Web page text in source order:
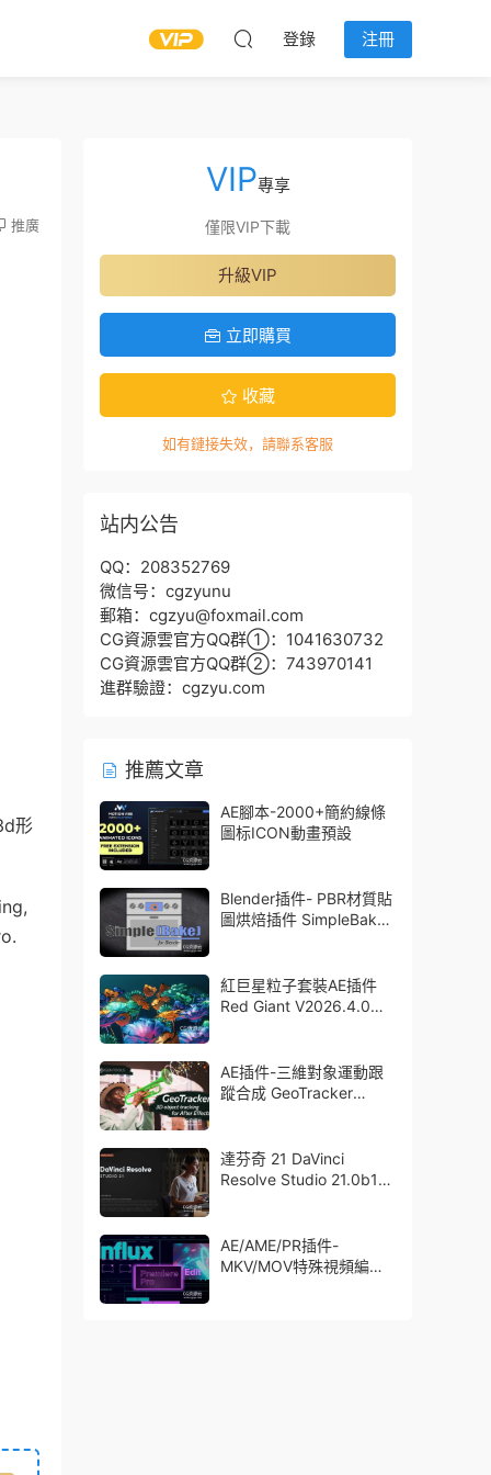
登錄 注冊
推廣
形
VIP專享
僅限VIP下載
升級VIP
立即購買
收藏
如有鏈接失效，請聯系客服
站内公告
QQ：208352769
微信号：cgzyunu
郵箱：cgzyu@foxmail.com
CG資源雲官方QQ群①：1041630732
CG資源雲官方QQ群②：743970141
進群驗證：cgzyu.com
推薦文章
AE腳本-2000+簡約線條
圖标ICON動畫預設
Blender插件- PBR材質貼
圖烘焙插件 SimpleBake
紅巨星粒子套裝AE插件
Red Giant V2026.4.0
Bullet + VFX Suit
AE插件-三維對象運動跟
蹤合成 GeoTracker
達芬奇 21 DaVinci
Resolve Studio 21.0b1
AE/AME/PR插件-
MKV/MOV特殊視頻編碼